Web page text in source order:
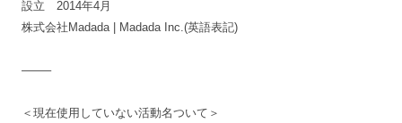
設立 2014年4月
株式会社Madada | Madada Inc.(英語表記)
——–
＜現在使用していない活動名ついて＞